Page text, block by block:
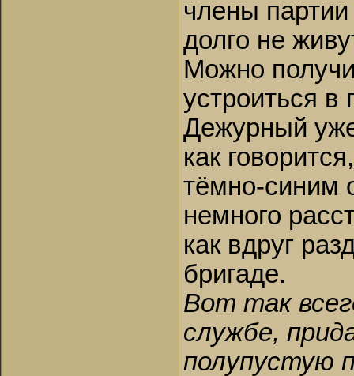
члены партии
долго не
Можно
устроиться в
Дежурный
как
тёмно-синим
немного
как вдруг
бригаде.
Вот так
службе,
полупустую